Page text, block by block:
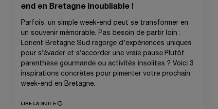
end en Bretagne inoubliable !
Parfois, un simple week-end peut se transformer en
un souvenir mémorable. Pas besoin de partir loin :
Lorient Bretagne Sud regorge d'expériences uniques
pour s’évader et s’accorder une vraie pause.Plutôt
parenthèse gourmande ou activités insolites ? Voici 3
inspirations concrètes pour pimenter votre prochain
week-end en Bretagne.
LIRE LA SUITE